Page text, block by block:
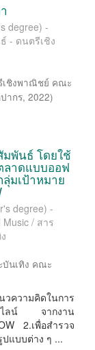
degree) -
- ดนตรีเชิง
เชิงพาณิชย์ คณะ
ากร, 2022)
มพันธ์ โดยใช้
ลาดแบบออฟ
มเป้าหมาย
degree) -
Music / สาร
บันเทิง คณะ
ความคิดในการ
อฟไลน์ จากงาน
2.เพื่อสำรวจ
แบบต่าง ๆ ...